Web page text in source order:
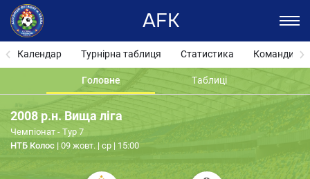
AFK
Календар Турнірна таблиця Статистика Команди
Головне Таблиці
2008 р.н. Вища ліга
Чемпіонат - Тур 7
НТБ Колос 09 жовт. | ср | 15:00